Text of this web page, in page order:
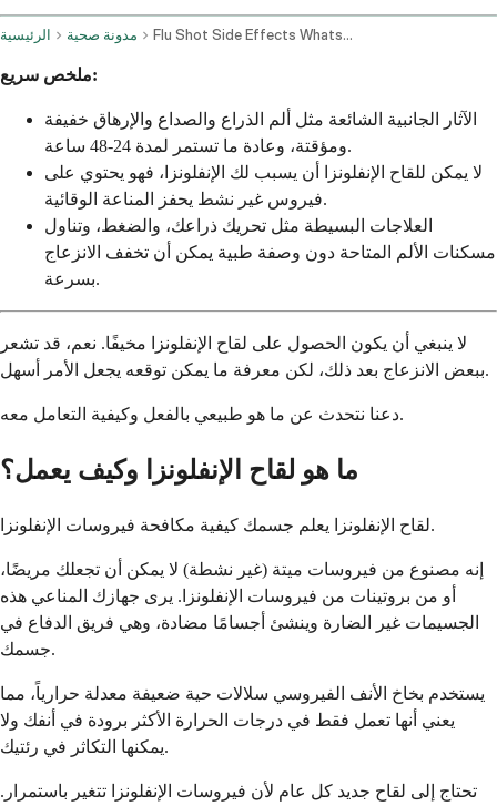
الرئيسية مدونة صحية Flu Shot Side Effects Whats Normal And How To Feel Better Fast
ملخص سريع:
الآثار الجانبية الشائعة مثل ألم الذراع والصداع والإرهاق خفيفة
ومؤقتة، وعادة ما تستمر لمدة 24-48 ساعة.
لا يمكن للقاح الإنفلونزا أن يسبب لك الإنفلونزا، فهو يحتوي على
فيروس غير نشط يحفز المناعة الوقائية.
العلاجات البسيطة مثل تحريك ذراعك، والضغط، وتناول
مسكنات الألم المتاحة دون وصفة طبية يمكن أن تخفف الانزعاج
بسرعة.
لا ينبغي أن يكون الحصول على لقاح الإنفلونزا مخيفًا. نعم، قد تشعر
ببعض الانزعاج بعد ذلك، لكن معرفة ما يمكن توقعه يجعل الأمر أسهل.
دعنا نتحدث عن ما هو طبيعي بالفعل وكيفية التعامل معه.
ما هو لقاح الإنفلونزا وكيف يعمل؟
لقاح الإنفلونزا يعلم جسمك كيفية مكافحة فيروسات الإنفلونزا.
إنه مصنوع من فيروسات ميتة (غير نشطة) لا يمكن أن تجعلك مريضًا،
أو من بروتينات من فيروسات الإنفلونزا. يرى جهازك المناعي هذه
الجسيمات غير الضارة وينشئ أجسامًا مضادة، وهي فريق الدفاع في
جسمك.
يستخدم بخاخ الأنف الفيروسي سلالات حية ضعيفة معدلة حرارياً، مما
يعني أنها تعمل فقط في درجات الحرارة الأكثر برودة في أنفك ولا
يمكنها التكاثر في رئتيك.
تحتاج إلى لقاح جديد كل عام لأن فيروسات الإنفلونزا تتغير باستمرار.